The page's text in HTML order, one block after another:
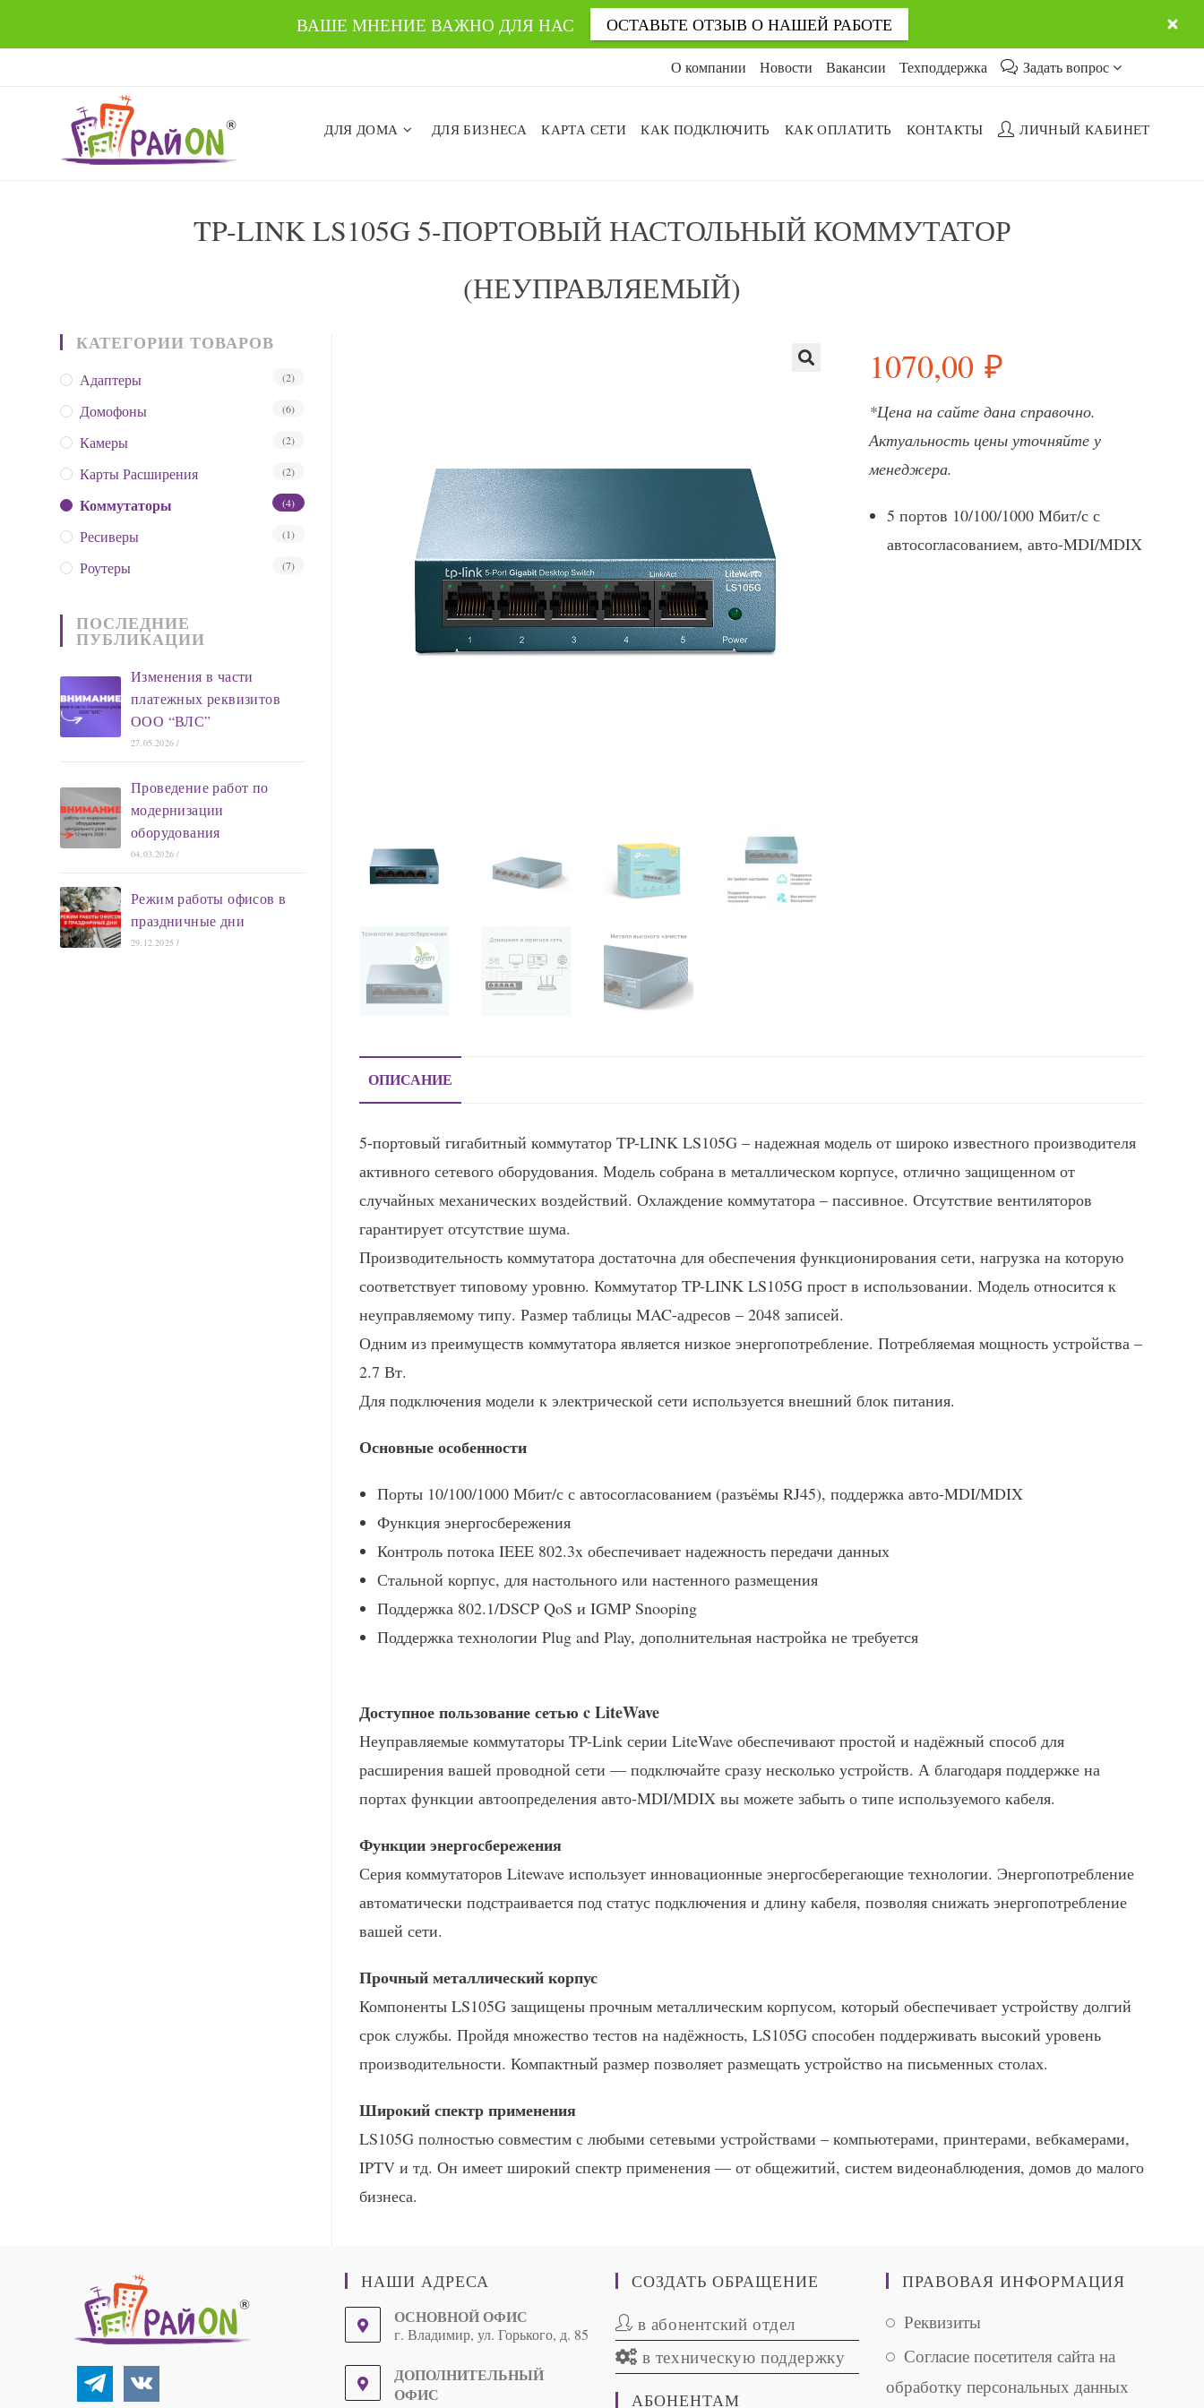
ВАШЕ МНЕНИЕ ВАЖНО ДЛЯ НАС ОСТАВЬТЕ ОТЗЫВ О НАШЕЙ РАБОТЕ
О компании Новости Вакансии Техподдержка Задать вопрос
ДЛЯ ДОМА ДЛЯ БИЗНЕСА КАРТА СЕТИ КАК ПОДКЛЮЧИТЬ КАК ОПЛАТИТЬ КОНТАКТЫ ЛИЧНЫЙ КАБИНЕТ
TP-LINK LS105G 5-ПОРТОВЫЙ НАСТОЛЬНЫЙ КОММУТАТОР
(НЕУПРАВЛЯЕМЫЙ)
1070,00₽
*Цена на сайте дана справочно.
Актуальность цены уточняйте у
менеджера.
5 портов 10/100/1000 Мбит/с с
автосогласованием, авто-MDI/MDIX
ОПИСАНИЕ
5-портовый гигабитный коммутатор TP-LINK LS105G – надежная модель от широко известного производителя
активного сетевого оборудования. Модель собрана в металлическом корпусе, отлично защищенном от
случайных механических воздействий. Охлаждение коммутатора – пассивное. Отсутствие вентиляторов
гарантирует отсутствие шума.
Производительность коммутатора достаточна для обеспечения функционирования сети, нагрузка на которую
соответствует типовому уровню. Коммутатор TP-LINK LS105G прост в использовании. Модель относится к
неуправляемому типу. Размер таблицы MAC-адресов – 2048 записей.
Одним из преимуществ коммутатора является низкое энергопотребление. Потребляемая мощность устройства –
2.7 Вт.
Для подключения модели к электрической сети используется внешний блок питания.
Основные особенности
Порты 10/100/1000 Мбит/с с автосогласованием (разъёмы RJ45), поддержка авто-MDI/MDIX
Функция энергосбережения
Контроль потока IEEE 802.3x обеспечивает надежность передачи данных
Стальной корпус, для настольного или настенного размещения
Поддержка 802.1/DSCP QoS и IGMP Snooping
Поддержка технологии Plug and Play, дополнительная настройка не требуется
Доступное пользование сетью c LiteWave
Неуправляемые коммутаторы TP-Link серии LiteWave обеспечивают простой и надёжный способ для
расширения вашей проводной сети — подключайте сразу несколько устройств. А благодаря поддержке на
портах функции автоопределения авто-MDI/MDIX вы можете забыть о типе используемого кабеля.
Функции энергосбережения
Серия коммутаторов Litewave использует инновационные энергосберегающие технологии. Энергопотребление
автоматически подстраивается под статус подключения и длину кабеля, позволяя снижать энергопотребление
вашей сети.
Прочный металлический корпус
Компоненты LS105G защищены прочным металлическим корпусом, который обеспечивает устройству долгий
срок службы. Пройдя множество тестов на надёжность, LS105G способен поддерживать высокий уровень
производительности. Компактный размер позволяет размещать устройство на письменных столах.
Широкий спектр применения
LS105G полностью совместим с любыми сетевыми устройствами – компьютерами, принтерами, вебкамерами,
IPTV и тд. Он имеет широкий спектр применения — от общежитий, систем видеонаблюдения, домов до малого
бизнеса.
КАТЕГОРИИ ТОВАРОВ
Адаптеры (2)
Домофоны (6)
Камеры (2)
Карты Расширения (2)
Коммутаторы (4)
Ресиверы (1)
Роутеры (7)
ПОСЛЕДНИЕ
ПУБЛИКАЦИИ
Изменения в части
платежных реквизитов
ООО “ВЛС”
27.05.2026 /
Проведение работ по
модернизации
оборудования
04.03.2026 /
Режим работы офисов в
праздничные дни
29.12.2025 /
telegram vkontakte
НАШИ АДРЕСА
ОСНОВНОЙ ОФИС
г. Владимир, ул. Горького, д. 85
ДОПОЛНИТЕЛЬНЫЙ
ОФИС
СОЗДАТЬ ОБРАЩЕНИЕ
в абонентский отдел
в техническую поддержку
АБОНЕНТАМ
ПРАВОВАЯ ИНФОРМАЦИЯ
Реквизиты
a
new
Согласие посетителя сайта на
обработку персональных данных